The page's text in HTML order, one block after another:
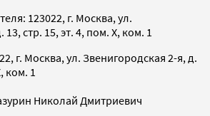
123022, г. Москва, ул.
стр. 15, эт. 4, пом. X, ком. 1
г. Москва, ул. Звенигородская 2-я, д.
ком. 1
Николай Дмитриевич